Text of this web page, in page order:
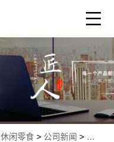
休闲零食> 公司新闻 >